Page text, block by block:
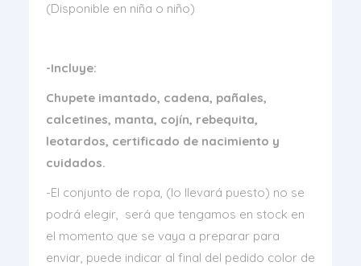
(Disponible en niña o niño)
-Incluye:
Chupete imantado, cadena, pañales,
calcetines, manta, cojín, rebequita,
leotardos, certificado de nacimiento y
cuidados.
-El conjunto de ropa, (lo llevará puesto) no se
podrá elegir, será que tengamos en stock en
el momento que se vaya a preparar para
enviar, puede indicar al final del pedido color de